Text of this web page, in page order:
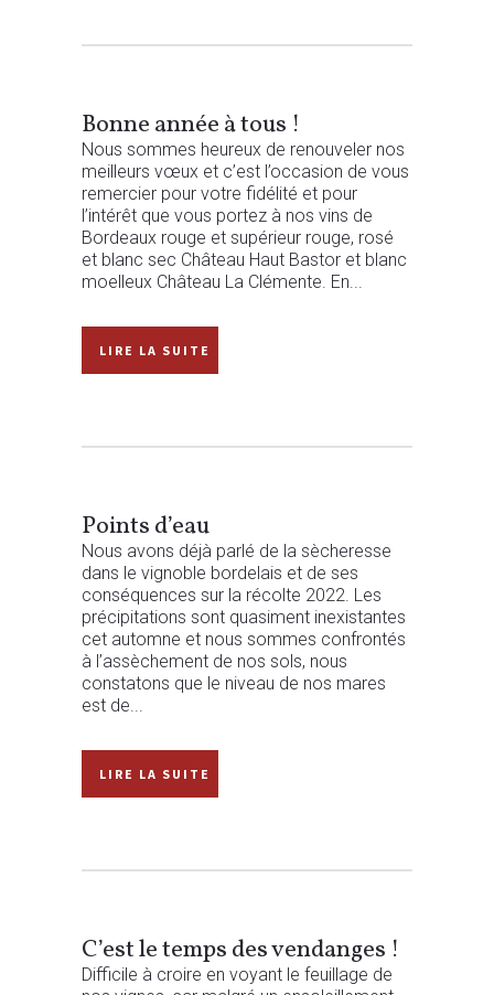
Bonne année à tous !
Nous sommes heureux de renouveler nos
meilleurs vœux et c’est l’occasion de vous
remercier pour votre fidélité et pour
l’intérêt que vous portez à nos vins de
Bordeaux rouge et supérieur rouge, rosé
et blanc sec Château Haut Bastor et blanc
moelleux Château La Clémente. En...
Points d’eau
Nous avons déjà parlé de la sècheresse
dans le vignoble bordelais et de ses
conséquences sur la récolte 2022. Les
précipitations sont quasiment inexistantes
cet automne et nous sommes confrontés
à l’assèchement de nos sols, nous
constatons que le niveau de nos mares
est de...
C’est le temps des vendanges !
Difficile à croire en voyant le feuillage de